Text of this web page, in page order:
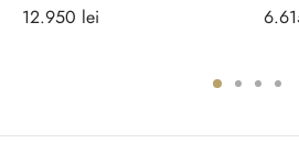
12.950 lei